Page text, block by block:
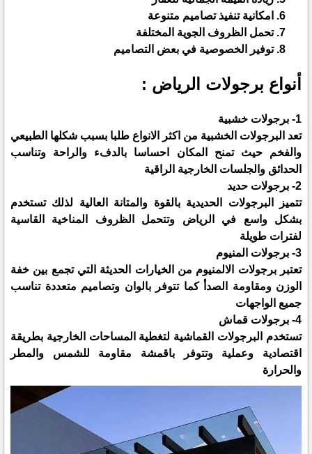
امكانية تنفيذ تصاميم متنوعة
تحمل الظروف الجوية المختلفة
توفير الخصوصية في بعض التصاميم
أنواع برجولات الرياض :
1- برجولات خشبية
تعد البرجولات الخشبية من اكثر الانواع طلبا بسبب شكلها الطبيعي
والفخم حيث تمنح المكان احساسا بالدفء والراحة وتناسب
الحدائق والجلسات الخارجية الراقية
2- برجولات حديد
تتميز البرجولات الحديدية بالقوة والمتانة العالية لذلك تستخدم
بشكل واسع في الرياض وتتحمل الظروف المناخية القاسية
لفترات طويلة
3- برجولات المنيوم
تعتبر برجولات الالمنيوم من الخيارات الحديثة التي تجمع بين خفة
الوزن ومقاومة الصدأ كما تتوفر بالوان وتصاميم متعددة تناسب
جميع الواجهات
4- برجولات قماش
تستخدم البرجولات القماشية لتغطية المساحات الخارجية بطريقة
اقتصادية وعملية وتتوفر باقمشة مقاومة للشمس والمطر
والحرارة